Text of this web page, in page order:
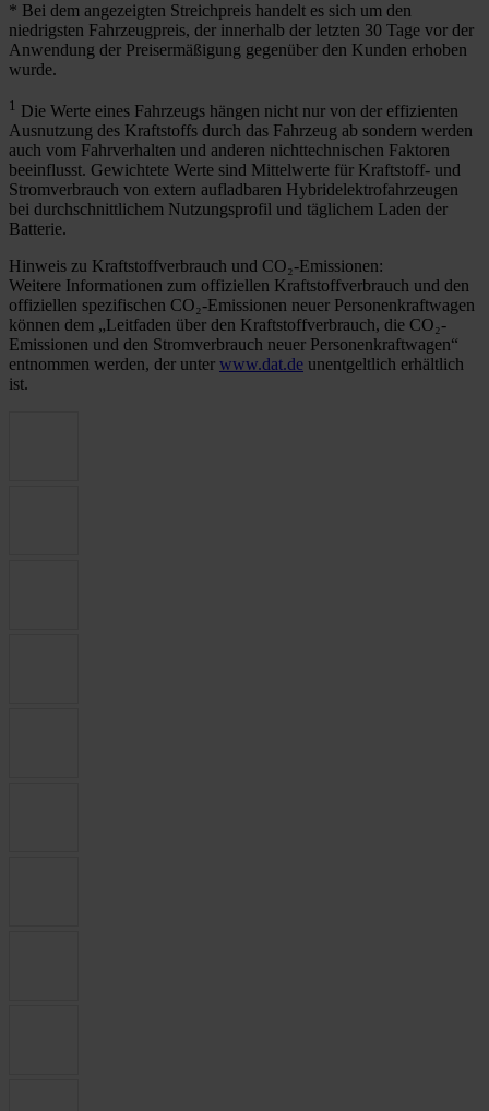
* Bei dem angezeigten Streichpreis handelt es sich um den
niedrigsten Fahrzeugpreis, der innerhalb der letzten 30 Tage vor der
Anwendung der Preisermäßigung gegenüber den Kunden erhoben
wurde.
1 Die Werte eines Fahrzeugs hängen nicht nur von der effizienten
Ausnutzung des Kraftstoffs durch das Fahrzeug ab sondern werden
auch vom Fahrverhalten und anderen nichttechnischen Faktoren
beeinflusst. Gewichtete Werte sind Mittelwerte für Kraftstoff- und
Stromverbrauch von extern aufladbaren Hybridelektrofahrzeugen
bei durchschnittlichem Nutzungsprofil und täglichem Laden der
Batterie.
Hinweis zu Kraftstoffverbrauch und CO₂-Emissionen:
Weitere Informationen zum offiziellen Kraftstoffverbrauch und den
offiziellen spezifischen CO₂-Emissionen neuer Personenkraftwagen
können dem „Leitfaden über den Kraftstoffverbrauch, die CO₂-
Emissionen und den Stromverbrauch neuer Personenkraftwagen“
entnommen werden, der unter www.dat.de unentgeltlich erhältlich
ist.